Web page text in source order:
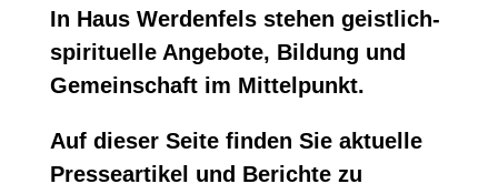
In Haus Werdenfels stehen geistlich-
spirituelle Angebote, Bildung und
Gemeinschaft im Mittelpunkt.
Auf dieser Seite finden Sie aktuelle
Presseartikel und Berichte zu